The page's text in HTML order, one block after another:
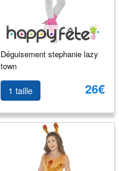
Déguisement stephanie lazy
town
1 taille 26€